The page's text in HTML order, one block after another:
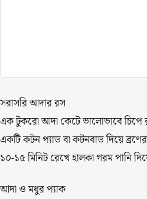
সরাসরি আদার রস
এক টুকরো আদা কেটে ভালোভাবে
একটি কটন প্যাড বা কটনবাড দিয়ে
১০-১৫ মিনিট রেখে হালকা গরম পানি
আদা ও মধুর প্যাক